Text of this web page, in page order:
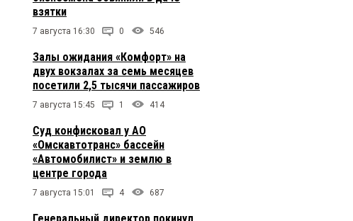
взятки
7 августа 16:30 0 546
Залы ожидания «Комфорт» на
двух вокзалах за семь месяцев
посетили 2,5 тысячи пассажиров
7 августа 15:45 1 414
Суд конфисковал у АО
«Омскавтотранс» бассейн
«Автомобилист» и землю в
центре города
7 августа 15:01 4 687